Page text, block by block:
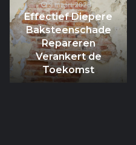
Baksteenschade
Repareren
Verankert
Toekomst
3 maart 2026
De onzichtbare
pilaren van jouw
gevel: waarom
spouwankers
belangrijk zijn